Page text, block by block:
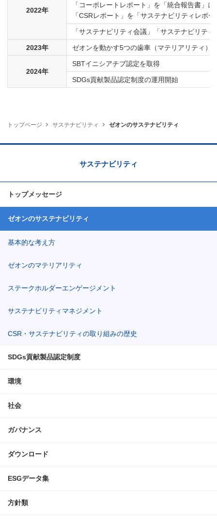
トップページ サステナビリティ ゼオンのサステナビリティ
2022年
「コーポレートレポート」を「統合報告書」に
「CSRレポート」を「サステナビリティレポ
「サステナビリティ会議」「サステナビリテ
2023年 ゼオンを動かす5つの歯車（マテリアリティ）
2024年
SBTイニシアチブ認定を取得
SDGs貢献製品認定制度の運用開始
サステナビリティ
トップメッセージ
ゼオンのサステナビリティ
基本的な考え方
ゼオンのマテリアリティ
ステークホルダーエンゲージメント
サステナビリティマネジメント
CSR・サステナビリティの取り組みの歴史
SDGs貢献製品認定制度
環境
社会
ガバナンス
ダウンロード
ESGデータ集
方針類